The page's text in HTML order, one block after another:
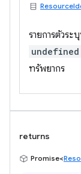
รายการตัวร
undefined
ทรัพยากร
returns
Promise<